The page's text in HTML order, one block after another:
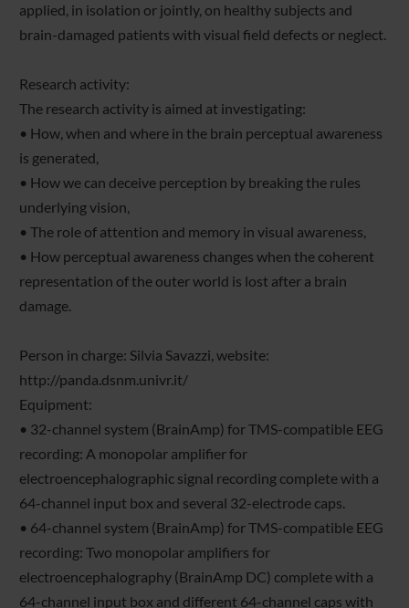
applied, in isolation or jointly, on healthy subjects and
brain-damaged patients with visual field defects or neglect.
Research activity:
The research activity is aimed at investigating:
• How, when and where in the brain perceptual awareness
is generated,
• How we can deceive perception by breaking the rules
underlying vision,
• The role of attention and memory in visual awareness,
• How perceptual awareness changes when the coherent
representation of the outer world is lost after a brain
damage.
Person in charge: Silvia Savazzi, website:
http://panda.dsnm.univr.it/
Equipment:
• 32-channel system (BrainAmp) for TMS-compatible EEG
recording: A monopolar amplifier for
electroencephalographic signal recording complete with a
64-channel input box and several 32-electrode caps.
• 64-channel system (BrainAmp) for TMS-compatible EEG
recording: Two monopolar amplifiers for
electroencephalography (BrainAmp DC) complete with a
64-channel input box and different 64-channel caps with